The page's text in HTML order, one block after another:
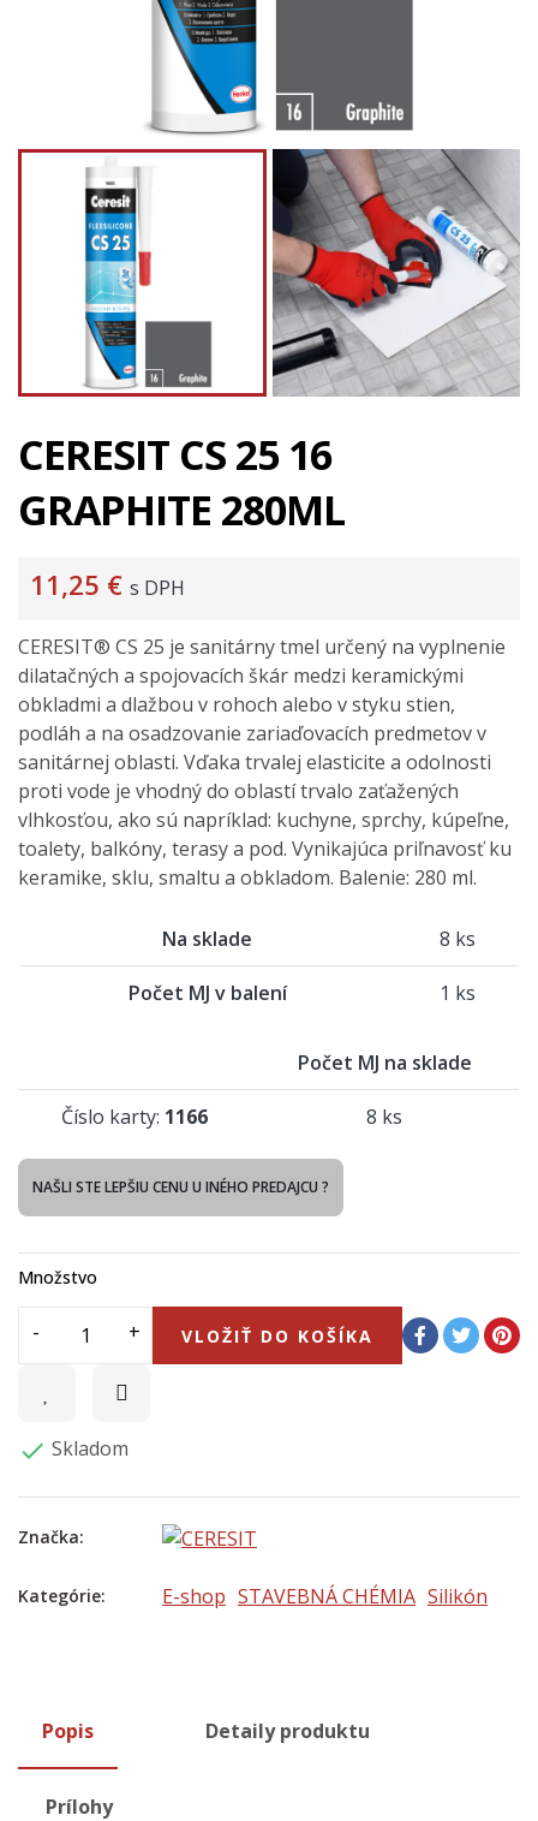
CERESIT CS 25 16
GRAPHITE 280ML
11,25 € s DPH
CERESIT® CS 25 je sanitárny tmel určený na vyplnenie
dilatačných a spojovacích škár medzi keramickými
obkladmi a dlažbou v rohoch alebo v styku stien,
podláh a na osadzovanie zariaďovacích predmetov v
sanitárnej oblasti. Vďaka trvalej elasticite a odolnosti
proti vode je vhodný do oblastí trvalo zaťažených
vlhkosťou, ako sú napríklad: kuchyne, sprchy, kúpeľne,
toalety, balkóny, terasy a pod. Vynikajúca priľnavosť ku
keramike, sklu, smaltu a obkladom. Balenie: 280 ml.
Na sklade 8 ks
Počet MJ v balení 1 ks
Počet MJ na sklade
Číslo karty: 1166 8 ks
NAŠLI STE LEPŠIU CENU U INÉHO PREDAJCU ?
Množstvo
VLOŽIŤ DO KOŠÍKA
 Skladom
Značka:
Kategórie: E-shop STAVEBNÁ CHÉMIA Silikón
Popis Detaily produktu
Prílohy